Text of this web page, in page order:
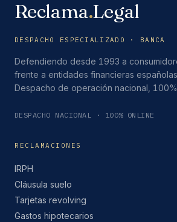
Reclama.Legal
DESPACHO ESPECIALIZADO · BANCA
Defendiendo desde 1993 a
frente a entidades financieras
Despacho de operación nacional,
DESPACHO NACIONAL · 100% ONLINE
RECLAMACIONES
IRPH
Cláusula suelo
Tarjetas revolving
Gastos hipotecarios